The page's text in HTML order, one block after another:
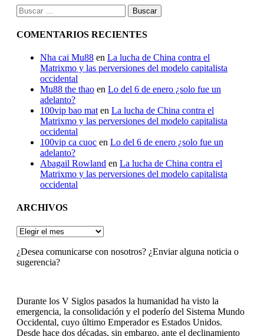
Buscar:
COMENTARIOS RECIENTES
Nha cai Mu88 en La lucha de China contra el
Matrixmo y las perversiones del modelo capitalista
occidental
Mu88 the thao en Lo del 6 de enero ¿solo fue un
adelanto?
100vip bao mat en La lucha de China contra el
Matrixmo y las perversiones del modelo capitalista
occidental
100vip ca cuoc en Lo del 6 de enero ¿solo fue un
adelanto?
Abagail Rowland en La lucha de China contra el
Matrixmo y las perversiones del modelo capitalista
occidental
ARCHIVOS
ARCHIVOS
¿Desea comunicarse con nosotros? ¿Enviar alguna noticia o
sugerencia?
Durante los V Siglos pasados la humanidad ha visto la
emergencia, la consolidación y el poderío del Sistema Mundo
Occidental, cuyo último Emperador es Estados Unidos.
Desde hace dos décadas, sin embargo, ante el declinamiento